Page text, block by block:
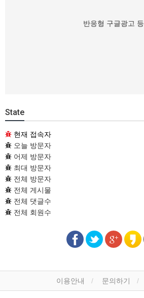
반응형 구글광고 등
State
현재 접속자
오늘 방문자
어제 방문자
최대 방문자
전체 방문자
전체 게시물
전체 댓글수
전체 회원수
이용안내 문의하기